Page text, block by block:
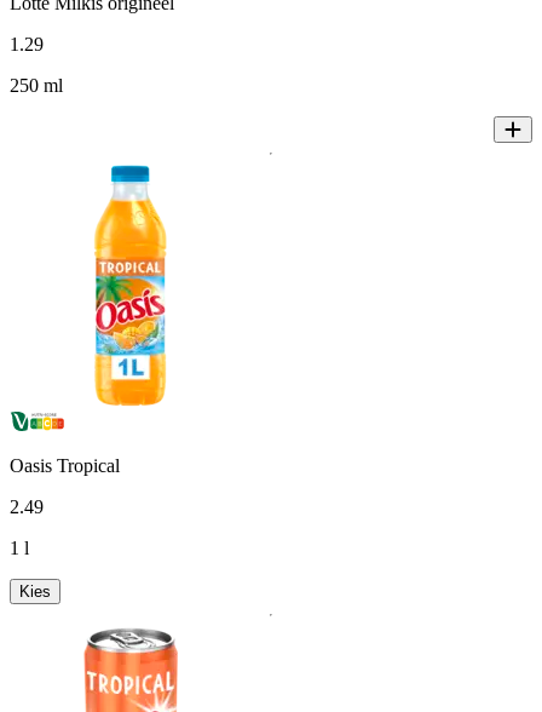
1 .29
250 ml
Oasis Tropical
2.49
1 l
Kies